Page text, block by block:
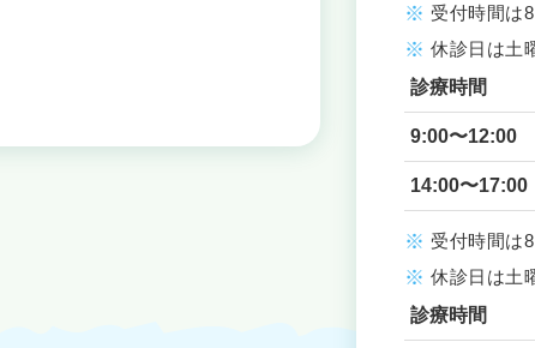
受付時間は
休診日は土
診療時間
9:00〜12:00
14:00〜17:00
受付時間は
休診日は土
診療時間